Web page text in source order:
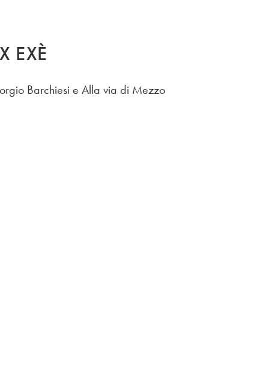
EXÈ
Barchiesi e Alla via di Mezzo